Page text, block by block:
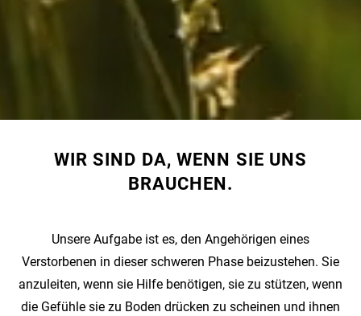
WIR SIND DA, WENN SIE UNS
BRAUCHEN.
Unsere Aufgabe ist es, den Angehörigen eines
Verstorbenen in dieser schweren Phase beizustehen. Sie
anzuleiten, wenn sie Hilfe benötigen, sie zu stützen, wenn
die Gefühle sie zu Boden drücken zu scheinen und ihnen